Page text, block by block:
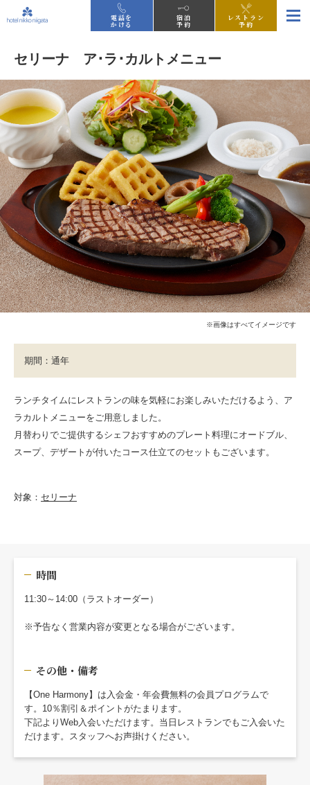
電話を
かける
宿泊
予約
レストラン
予約
セリーナ ア･ラ･カルトメニュー
※画像はすべてイメージです
期間：通年
ランチタイムにレストランの味を気軽にお楽しみいただけるよう、ア
ラカルトメニューをご用意しました。
月替わりでご提供するシェフおすすめのプレート料理にオードブル、
スープ、デザートが付いたコース仕立てのセットもございます。
対象： セリーナ
時間
11:30～14:00（ラストオーダー）
※予告なく営業内容が変更となる場合がございます。
その他・備考
【One Harmony】は入会金・年会費無料の会員プログラムで
す。10％割引＆ポイントがたまります。
下記よりWeb入会いただけます。当日レストランでもご入会いた
だけます。スタッフへお声掛けください。